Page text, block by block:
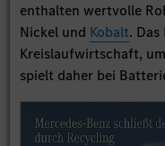
enthalten wertvolle
Nickel und Kobalt.
Kreislaufwirtschaft,
spielt daher bei